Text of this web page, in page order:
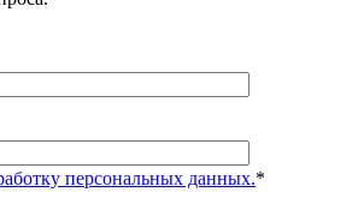
персональных данных.*